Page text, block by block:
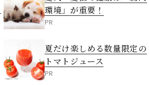
環境」が重要！
PR
夏だけ楽しめる数量限定の
トマトジュース
PR